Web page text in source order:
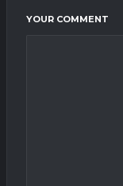
YOUR COMMENT